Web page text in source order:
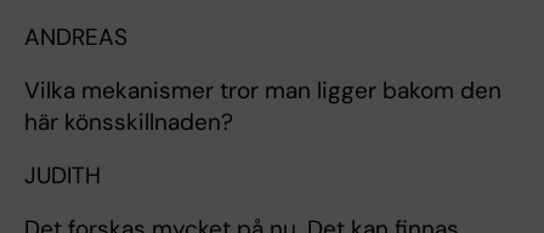
ANDREAS
Vilka mekanismer tror man ligger bakom den
här könsskillnaden?
JUDITH